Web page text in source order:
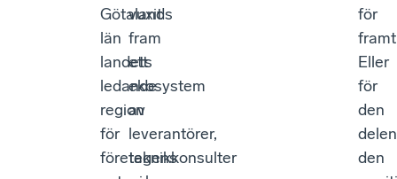
Götalands
län
landets
ledande
region
för
företagens
vuxit
fram
ett
ekosystem
av
leverantörer,
teknikkonsulter
för
Eller
för
den
delen
den